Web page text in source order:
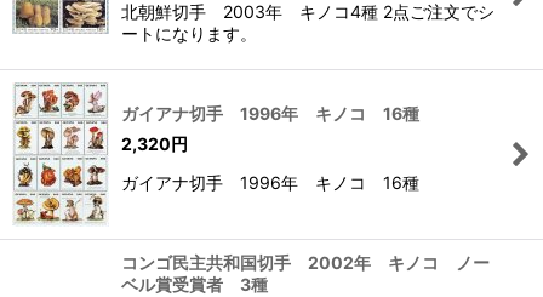
北朝鮮切手 2003年 キノコ4種 2点ご注文でシ
ートになります。
ガイアナ切手 1996年 キノコ 16種
2,320円
ガイアナ切手 1996年 キノコ 16種
コンゴ民主共和国切手 2002年 キノコ ノー
ベル賞受賞者 3種